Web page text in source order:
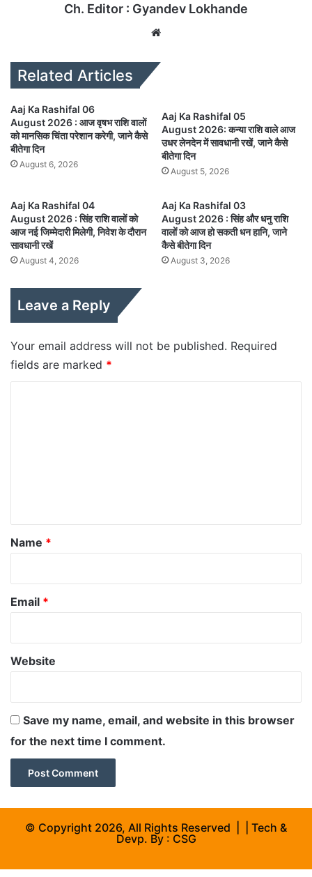
Ch. Editor : Gyandev Lokhande
Related Articles
Aaj Ka Rashifal 06
August 2026 : आज वृषभ राशि वालों
को मानसिक चिंता परेशान करेगी, जाने कैसे
बीतेगा दिन
August 6, 2026
Aaj Ka Rashifal 05
August 2026: कन्या राशि वाले आज
उधर लेनदेन में सावधानी रखें, जाने कैसे
बीतेगा दिन
August 5, 2026
Aaj Ka Rashifal 04
August 2026 : सिंह राशि वालों को
आज नई जिम्मेदारी मिलेगी, निवेश के दौरान
सावधानी रखें
August 4, 2026
Aaj Ka Rashifal 03
August 2026 : सिंह और धनु राशि
वालों को आज हो सकती धन हानि, जाने
कैसे बीतेगा दिन
August 3, 2026
Leave a Reply
Your email address will not be published. Required
fields are marked *
*
Name *
Email *
Website
Save my name, email, and website in this browser
for the next time I comment.
© Copyright 2026, All Rights Reserved | | Tech &
Devp. By : CSG